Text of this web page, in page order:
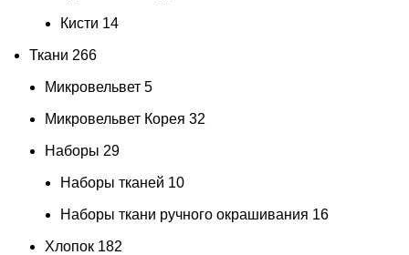
Кисти 14
Ткани 266
Микровельвет 5
Микровельвет Корея 32
Наборы 29
Наборы тканей 10
Наборы ткани ручного окрашивания 16
Хлопок 182